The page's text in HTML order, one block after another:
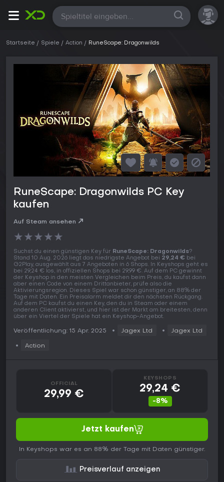
Alle
Startseite Spiele Action RuneScape: Dragonwilds
RuneScape: Dragonwilds PC Key
kaufen
Auf Steam ansehen
★★★★★
Suchst du einen günstigen Key für RuneScape: Dragonwilds?
Stand 10 Aug. 2026 liegt das niedrigste Angebot bei 29,24 € bei
G2Play, ausgewählt aus 7 Angeboten in 6 Shops. In Keyshops geht es
bei 29,24 € los, in offiziellen Shops bei 29,99 €. Auf dem PC gewinnt
der Keyshop in den meisten Vergleichen beim Preis, du kaufst dann
aber einen Code von einem Drittanbieter, prüfe also die
Aktivierungsregion. Dieses Spiel war schon günstiger, an 88% der
Tage mit Daten. Ein Preisalarm meldet dir den nächsten Rückgang.
Auf dem PC kaufst du einen Key, den du in Steam oder einem
anderen Client aktivierst, und hier ist der Markt am breitesten, denn
über ein Viertel der Spiele hat ein Keyshop-Angebot.
Veröffentlichung: 15 Apr. 2025 Jagex Ltd Jagex Ltd
Action
OFFICIAL
29,99 €
KEYSHOPS
29,24 €
-8%
Jetzt kaufen
In Keyshops war es an 88% der Tage mit Daten günstiger.
Preisverlauf anzeigen